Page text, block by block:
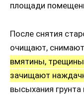
площади
После снятия
очищают,
вмятины,
зачищают
высыхания грунта